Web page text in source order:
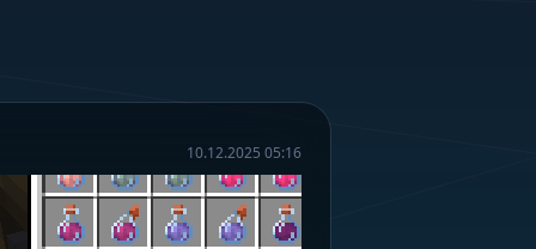
10.12.2025 05:16